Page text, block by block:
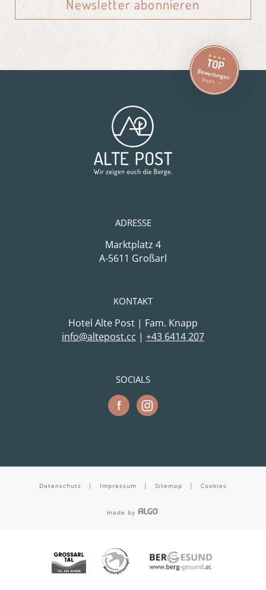
Newsletter abonnieren
SOCIALS
KONTAKT
Hotel Alte Post | Fam. Knapp
cc.tsopetla@ofni | +43 6414 207
ADRESSE
Marktplatz 4
A-5611 Großarl
TOP
Bewertungen
lesen
Datenschutz | Impressum | Sitemap | Cookies
made by